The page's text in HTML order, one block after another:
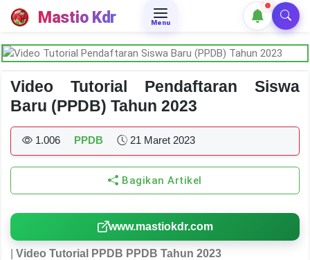
Mastio Kdr Menu
Video Tutorial Pendaftaran Siswa
Baru (PPDB) Tahun 2023
1.006 PPDB 21 Maret 2023
Bagikan Artikel
www.mastiokdr.com
Video Tutorial PPDB PPDB Tahun 2023